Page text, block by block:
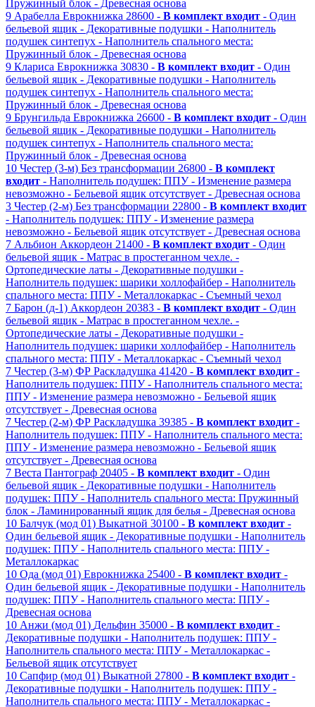
Пружинный блок - Древесная основа
9 Арабелла Еврокнижка 28600 - В комплект входит - Один
бельевой ящик - Декоративные подушки - Наполнитель
подушек синтепух - Наполнитель спального места:
Пружинный блок - Древесная основа
9 Клариса Еврокнижка 30830 - В комплект входит - Один
бельевой ящик - Декоративные подушки - Наполнитель
подушек синтепух - Наполнитель спального места:
Пружинный блок - Древесная основа
9 Брунгильда Еврокнижка 26600 - В комплект входит - Один
бельевой ящик - Декоративные подушки - Наполнитель
подушек синтепух - Наполнитель спального места:
Пружинный блок - Древесная основа
10 Честер (3-м) Без трансформации 26800 - В комплект
входит - Наполнитель подушек: ППУ - Изменение размера
невозможно - Бельевой ящик отсутствует - Древесная основа
3 Честер (2-м) Без трансформации 22800 - В комплект входит
- Наполнитель подушек: ППУ - Изменение размера
невозможно - Бельевой ящик отсутствует - Древесная основа
7 Альбион Аккордеон 21400 - В комплект входит - Один
бельевой ящик - Матрас в простеганном чехле. -
Ортопедические латы - Декоративные подушки -
Наполнитель подушек: шарики холлофайбер - Наполнитель
спального места: ППУ - Металлокаркас - Съемный чехол
7 Барон (д-1) Аккордеон 20383 - В комплект входит - Один
бельевой ящик - Матрас в простеганном чехле. -
Ортопедические латы - Декоративные подушки -
Наполнитель подушек: шарики холлофайбер - Наполнитель
спального места: ППУ - Металлокаркас - Съемный чехол
7 Честер (3-м) ФР Раскладушка 41420 - В комплект входит -
Наполнитель подушек: ППУ - Наполнитель спального места:
ППУ - Изменение размера невозможно - Бельевой ящик
отсутствует - Древесная основа
7 Честер (2-м) ФР Раскладушка 39385 - В комплект входит -
Наполнитель подушек: ППУ - Наполнитель спального места:
ППУ - Изменение размера невозможно - Бельевой ящик
отсутствует - Древесная основа
7 Веста Пантограф 20405 - В комплект входит - Один
бельевой ящик - Декоративные подушки - Наполнитель
подушек: ППУ - Наполнитель спального места: Пружинный
блок - Ламинированный ящик для белья - Древесная основа
10 Балчук (мод 01) Выкатной 30100 - В комплект входит -
Один бельевой ящик - Декоративные подушки - Наполнитель
подушек: ППУ - Наполнитель спального места: ППУ -
Металлокаркас
10 Ода (мод 01) Еврокнижка 25400 - В комплект входит -
Один бельевой ящик - Декоративные подушки - Наполнитель
подушек: ППУ - Наполнитель спального места: ППУ -
Древесная основа
10 Анжи (мод 01) Дельфин 35000 - В комплект входит -
Декоративные подушки - Наполнитель подушек: ППУ -
Наполнитель спального места: ППУ - Металлокаркас -
Бельевой ящик отсутствует
10 Сапфир (мод 01) Выкатной 27800 - В комплект входит -
Декоративные подушки - Наполнитель подушек: ППУ -
Наполнитель спального места: ППУ - Металлокаркас -